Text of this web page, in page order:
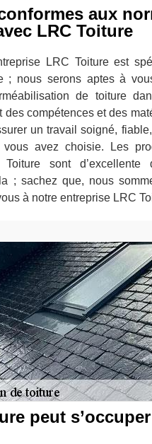
aux
LRC Toiture
LRC Toiture est
; nous serons aptes à
de toiture
des compétences et des
un travail soigné,
vous avez choisie. Les
Toiture sont
; sachez que, nous
à notre entreprise LRC
peut